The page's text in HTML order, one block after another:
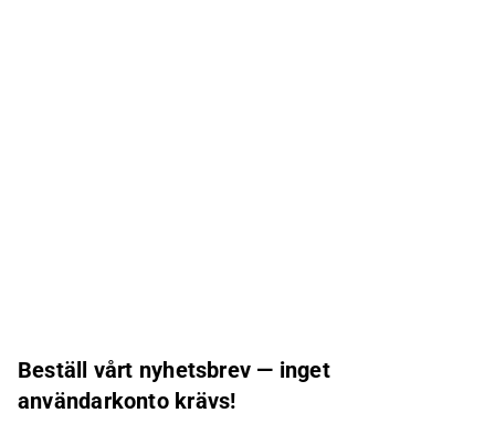
Beställ vårt nyhetsbrev — inget
användarkonto krävs!